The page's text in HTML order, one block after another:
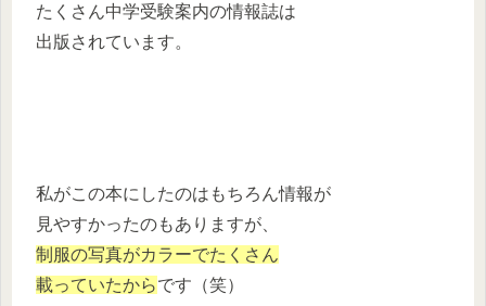
たくさん中学受験案内の情報誌は
出版されています。
私がこの本にしたのはもちろん情報が
見やすかったのもありますが、
制服の写真がカラーでたくさん
載っていたからです（笑）